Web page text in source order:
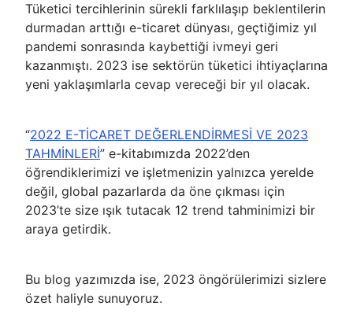
Tüketici tercihlerinin sürekli farklılaşıp beklentilerin
durmadan arttığı e-ticaret dünyası, geçtiğimiz yıl
pandemi sonrasında kaybettiği ivmeyi geri
kazanmıştı. 2023 ise sektörün tüketici ihtiyaçlarına
yeni yaklaşımlarla cevap vereceği bir yıl olacak.
“2022 E-TİCARET DEĞERLENDİRMESİ VE 2023
TAHMİNLERİ” e-kitabımızda 2022’den
öğrendiklerimizi ve işletmenizin yalnızca yerelde
değil, global pazarlarda da öne çıkması için
2023’te size ışık tutacak 12 trend tahminimizi bir
araya getirdik.
Bu blog yazımızda ise, 2023 öngörülerimizi sizlere
özet haliyle sunuyoruz.